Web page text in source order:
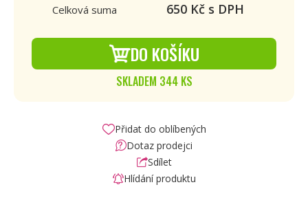
Celková suma 650 Kč s DPH
DO KOŠÍKU
SKLADEM 344 KS
Přidat do oblíbených
Dotaz prodejci
Sdílet
Hlídání produktu